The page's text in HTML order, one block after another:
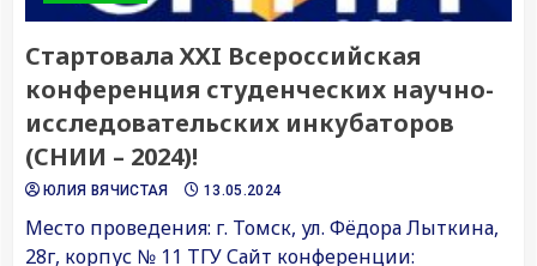
Стартовала ХХI Всероссийская
конференция студенческих научно-
исследовательских инкубаторов
(СНИИ – 2024)!
ЮЛИЯ ВЯЧИСТАЯ 13.05.2024
Место проведения: г. Томск, ул. Фёдора Лыткина,
28г, корпус № 11 ТГУ Сайт конференции: